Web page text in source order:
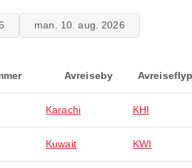
man. 10. aug. 2026
Avreiseby
Karachi KHI
Kuwait KWI